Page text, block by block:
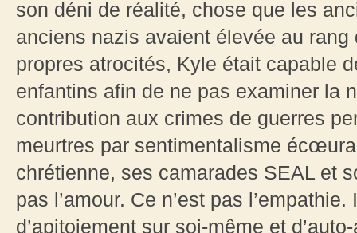
son déni de réalité, chose que les
anciens nazis avaient élevée au rang
propres atrocités, Kyle était capable
enfantins afin de ne pas examiner la
contribution aux crimes de guerres
meurtres par sentimentalisme
chrétienne, ses camarades SEAL et
pas l’amour. Ce n’est pas
d’apitoiement sur soi-même et